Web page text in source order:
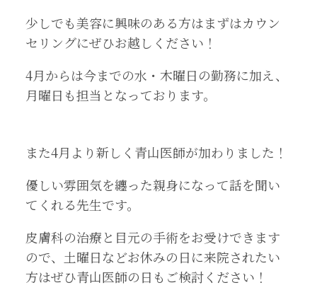
少しでも美容に興味のある方はまずはカウン
セリングにぜひお越しください！
4月からは今までの水・木曜日の勤務に加え、
月曜日も担当となっております。
また4月より新しく青山医師が加わりました！
優しい雰囲気を纏った親身になって話を聞い
てくれる先生です。
皮膚科の治療と目元の手術をお受けできます
ので、土曜日などお休みの日に来院されたい
方はぜひ青山医師の日もご検討ください！